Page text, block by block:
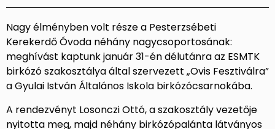
Nagy élményben volt része a Pesterzsébeti
Kerekerdő Óvoda néhány nagycsoportosának:
meghívást kaptunk január 31-én délutánra az ESMTK
birkózó szakosztálya által szervezett „Ovis Fesztiválra”
a Gyulai István Általános Iskola birkózócsarnokába.
A rendezvényt Losonczi Ottó, a szakosztály vezetője
nyitotta meg, majd néhány birkózópalánta látványos